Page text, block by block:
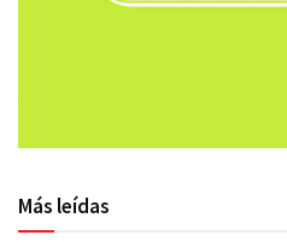
Más leídas